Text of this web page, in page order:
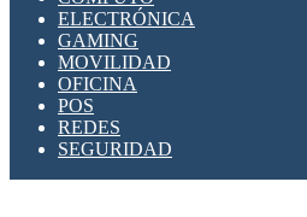
ELECTRÓNICA
GAMING
MOVILIDAD
OFICINA
POS
REDES
SEGURIDAD